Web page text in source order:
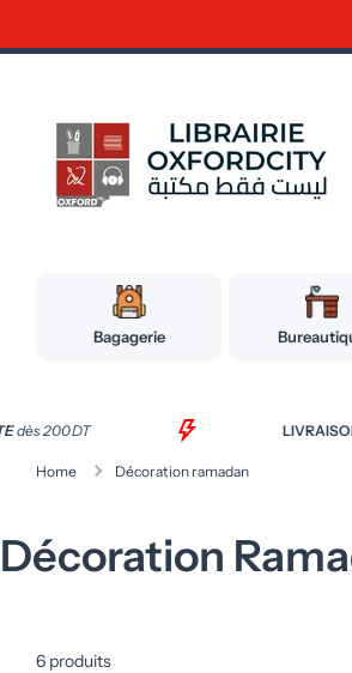
Bagagerie
dès 200 DT
Home Décoration ramadan
Décoration
6 produits